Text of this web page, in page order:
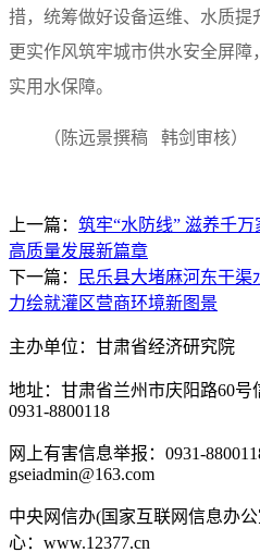
措，统筹做好设备运维、水质提
更实作风筑牢城市供水安全屏
实用水保障。
（陈远景撰稿 韩剑审核）
上一篇： 筑牢“水防线” 滋养千
高质量发展新篇章
下一篇：
民乐县大堵麻河东干渠
力绘就灌区营商环境新图景
主办单位：甘肃省经济研究院
地址：甘肃省兰州市庆阳路60号
0931-8800118
网上有害信息举报：0931-
gseiadmin@163.com
中央网信办(国家互联网信息办
心：www.12377.cn